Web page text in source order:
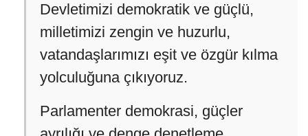
Devletimizi demokratik ve güçlü,
milletimizi zengin ve huzurlu,
vatandaşlarımızı eşit ve özgür kılma
yolculuğuna çıkıyoruz.
Parlamenter demokrasi, güçler